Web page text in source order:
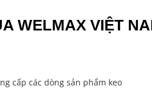
WELMAX VIỆT
cấp các dòng sản phẩm keo